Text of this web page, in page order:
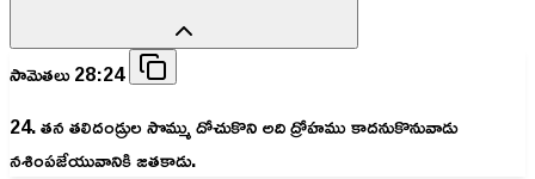
సామెతలు 28:24
24. తన తలిదండ్రుల సొమ్ము దోచుకొని అది ద్రోహము కాదనుకొనువాడు
నశింపజేయువానికి జతకాడు.